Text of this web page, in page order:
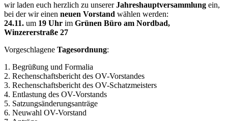
wir laden euch herzlich zu unsererJahreshauptversammlung ein,
bei der wir einen neuen Vorstand wählen werden:
24.11. um 19 Uhr im Grünen Büro am Nordbad,
Winzererstraße 27
Vorgeschlagene Tagesordnung:
1. Begrüßung und Formalia
2. Rechenschaftsbericht des OV-Vorstandes
3. Rechenschaftsbericht des OV-Schatzmeisters
4. Entlastung des OV-Vorstands
5. Satzungsänderungsanträge
6. Neuwahl OV-Vorstand